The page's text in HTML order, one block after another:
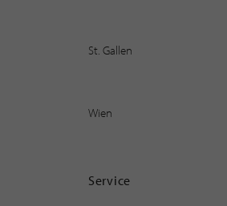
St. Gallen
Wien
Service